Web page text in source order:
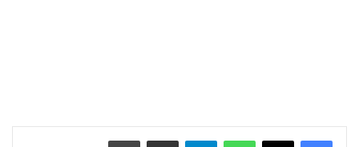
واتساب تيلقرام مشاركة عبر البريد طباعة